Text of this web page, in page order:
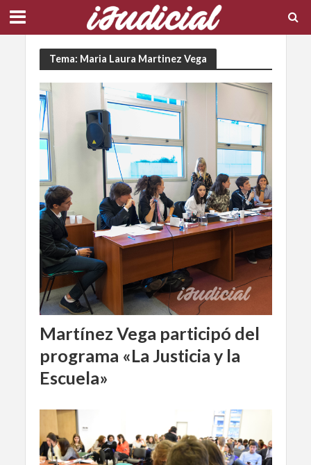
Tema: Maria Laura Martinez Vega
Martínez Vega participó del
programa «La Justicia y la
Escuela»